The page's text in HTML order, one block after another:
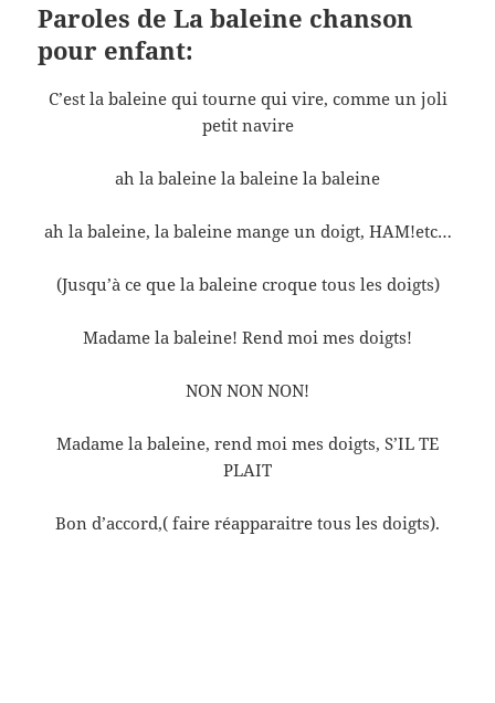
Paroles de La baleine chanson
pour enfant:
C’est la baleine qui tourne qui vire, comme un joli
petit navire
ah la baleine la baleine la baleine
ah la baleine, la baleine mange un doigt, HAM!etc…
(Jusqu’à ce que la baleine croque tous les doigts)
Madame la baleine! Rend moi mes doigts!
NON NON NON!
Madame la baleine, rend moi mes doigts, S’IL TE
PLAIT
Bon d’accord,( faire réapparaitre tous les doigts).